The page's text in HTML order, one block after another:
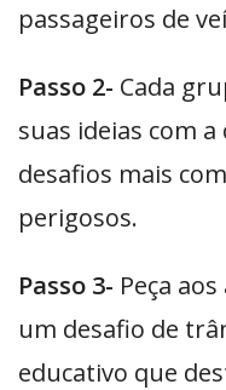
passageiros de
Passo 2- Cada
suas ideias com a
desafios mais
perigosos.
Passo 3- Peça
um desafio de
educativo que